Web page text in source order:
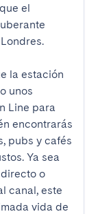
el
la estación
unos
Line para
encontrarás
pubs y cafés
Ya sea
o
canal, este
vida de